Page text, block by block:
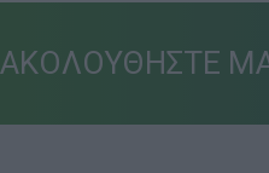
ΑΚΟΛΟΥΘΗΣΤΕ